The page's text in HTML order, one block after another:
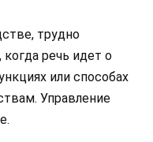
трудно
когда речь идет о
или способах
Управление